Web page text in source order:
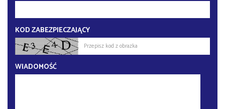
KOD ZABEZPIECZAJĄCY
WIADOMOŚĆ